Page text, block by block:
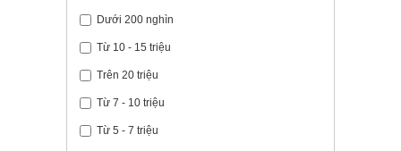
Dưới 200 nghìn
Từ 10 - 15 triệu
Trên 20 triệu
Từ 7 - 10 triệu
Từ 5 - 7 triệu